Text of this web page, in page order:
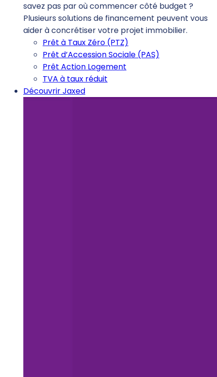
savez pas par où commencer côté budget ?
Plusieurs solutions de financement peuvent vous
aider à concrétiser votre projet immobilier.
Prêt à Taux Zéro (PTZ)
Prêt d’Accession Sociale (PAS)
Prêt Action Logement
TVA à taux réduit
Découvrir Jaxed